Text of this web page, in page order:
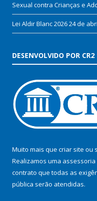
Sexual contra Crianças e
Lei Aldir Blanc 202624 de
DESENVOLVIDO POR CR2
Muito mais que criar site ou
Realizamos uma assessoria
contrato que todas as
pública serão atendidas.